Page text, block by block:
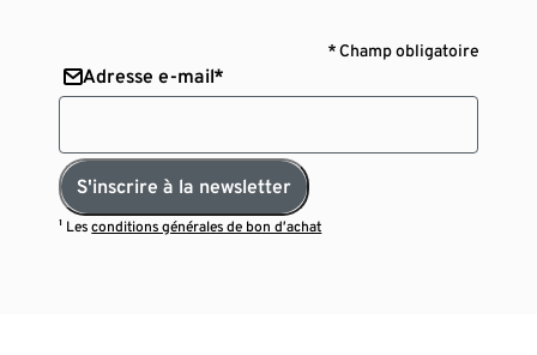
* Champ obligatoire
Adresse e-mail*
S'inscrire à la newsletter
¹ Lesconditions générales de bon d’achat